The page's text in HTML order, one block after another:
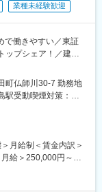
、喫茶店の店員な
ただいております。
ずつき常にフォロー
強会も随時開催
意しております。
業種未経験歓迎
で働きやすい／東証
プシェア！／建設
ャッチャー」をはじ
る当社。今回の採用
る背景から海外向
ための採用になりま
町仏師川30-7 勤務地
受動喫煙対策：屋
月給制＜賃金内訳＞
給＞250,000円～